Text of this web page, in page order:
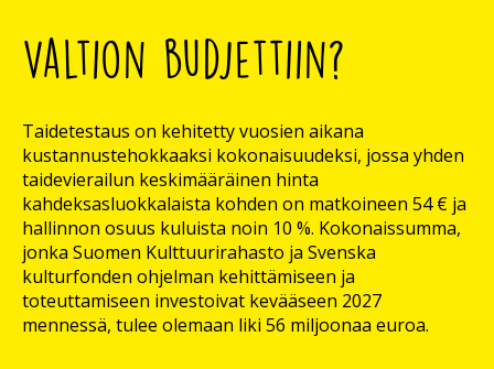
Valtion budjettiin?
Taidetestaus on kehitetty vuosien aikana
kustannustehokkaaksi kokonaisuudeksi, jossa yhden
taidevierailun keskimääräinen hinta
kahdeksasluokkalaista kohden on matkoineen 54 € ja
hallinnon osuus kuluista noin 10 %. Kokonaissumma,
jonka Suomen Kulttuurirahasto ja Svenska
kulturfonden ohjelman kehittämiseen ja
toteuttamiseen investoivat kevääseen 2027
mennessä, tulee olemaan liki 56 miljoonaa euroa.